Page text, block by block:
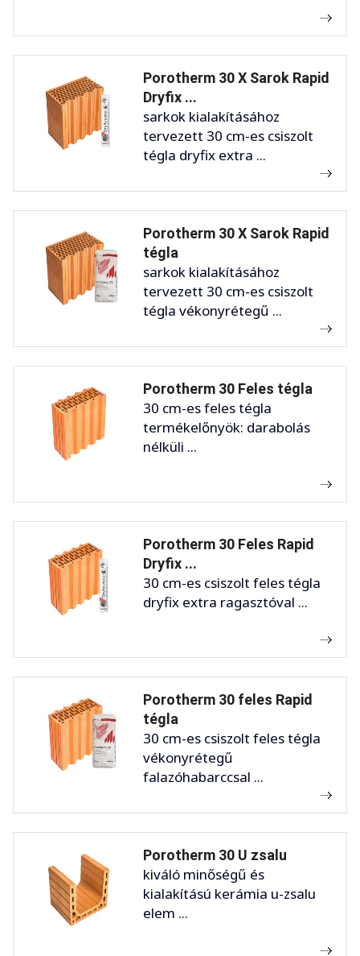
Porotherm 30 X Sarok Rapid
Dryfix ...
sarkok kialakításához
tervezett 30 cm-es csiszolt
tégla dryfix extra ...
Porotherm 30 X Sarok Rapid
tégla
sarkok kialakításához
tervezett 30 cm-es csiszolt
tégla vékonyrétegű ...
Porotherm 30 Feles tégla
30 cm-es feles tégla
termékelőnyök: darabolás
nélküli ...
Porotherm 30 Feles Rapid
Dryfix ...
30 cm-es csiszolt feles tégla
dryfix extra ragasztóval ...
Porotherm 30 feles Rapid
tégla
30 cm-es csiszolt feles tégla
vékonyrétegű
falazóhabarccsal ...
Porotherm 30 U zsalu
kiváló minőségű és
kialakítású kerámia u-zsalu
elem ...